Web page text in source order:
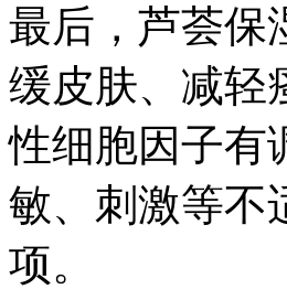
最后，芦荟保
缓皮肤、减轻
性细胞因子有
敏、刺激等不
项。